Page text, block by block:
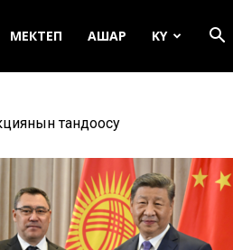
МЕКТЕП АШАР KY
тандоосу